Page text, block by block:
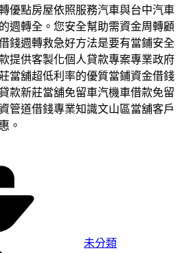
優點房屋依照服務汽車與台中汽車
週轉全。您安全幫助需資金周轉顧
錢週轉救急好方法是要有當鋪安全
提供客製化個人貸款專案專業政府
當舖超低利率的優質當鋪資金借錢
款新莊當舖免留車汽機車借款免留
管道借錢專業知識文山區當舖客戶
。
未分類